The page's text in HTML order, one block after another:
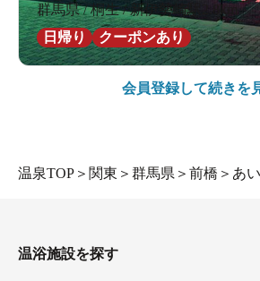
群馬県 / 桐生 / 新伊勢崎駅2.8km
日帰り
クーポンあり
会員登録して続きを
温泉TOP ＞ 関東 ＞ 群馬県 ＞ 前橋 ＞ あ
温浴施設を探す